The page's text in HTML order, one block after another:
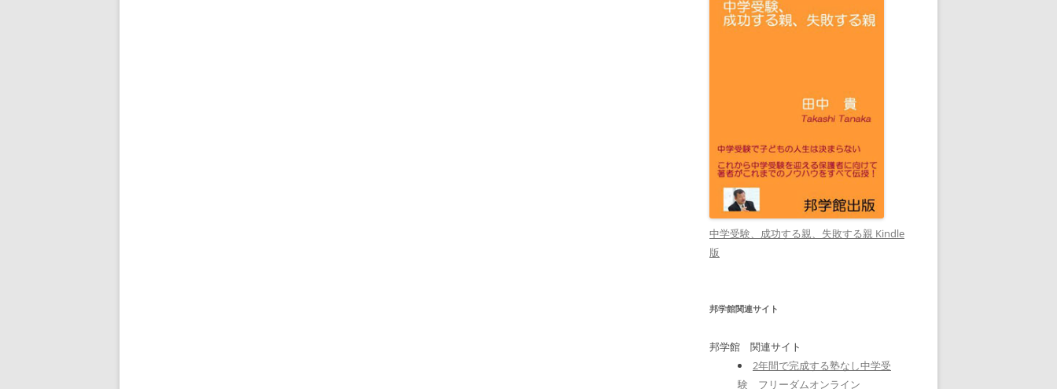
中学受験、成功する親、失敗する親 Kindle
版
邦学館関連サイト
邦学館 関連サイト
2年間で完成する塾なし中学受
験 フリーダムオンライン